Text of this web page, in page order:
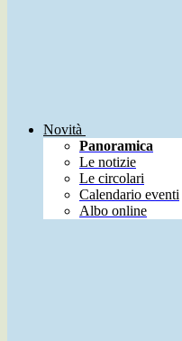
Novità
Panoramica
Le notizie
Le circolari
Calendario eventi
Albo online